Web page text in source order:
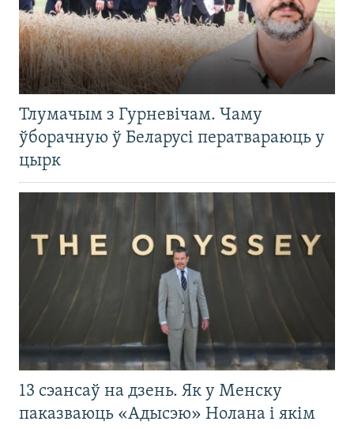
Тлумачым з Гурневічам. Чаму
ўборачную ў Беларусі ператвараюць у
цырк
13 сэансаў на дзень. Як у Менску
паказваюць «Адысэю» Нолана і якім